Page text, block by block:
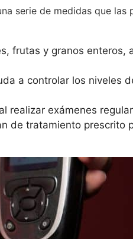
serie de medidas que
frutas y granos enteros,
a controlar los niveles
realizar exámenes
de tratamiento